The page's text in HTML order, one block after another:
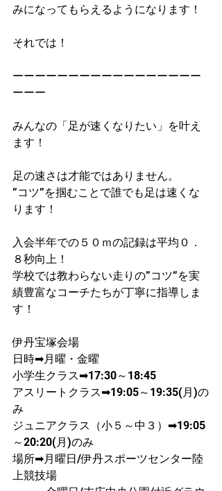
みになってもらえるようになります！
それでは！
ーーーーーーーーーーーーーーーーー
ーーー
みんなの「足が速くなりたい」を叶え
ます！
足の速さは才能ではありません。
”コツ”を掴むことで誰でも足は速くな
ります！
入会半年での５０ｍの記録は平均０．
８秒向上！
学校では教わらない走りの”コツ”を実
績豊富なコーチたちが丁寧に指導しま
す！
伊丹宝塚会場
日時➡月曜・金曜
​小学生クラス➡17:30～18:45
アスリートクラス➡19:05～19:35(月)の
み
ジュニアクラス（小５～中３）➡19:05
～20:20(月)のみ
場所➡月曜日/伊丹スポーツセンター陸
上競技場